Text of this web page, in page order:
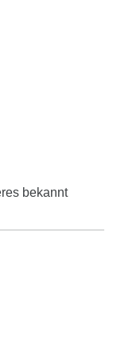
bekannt